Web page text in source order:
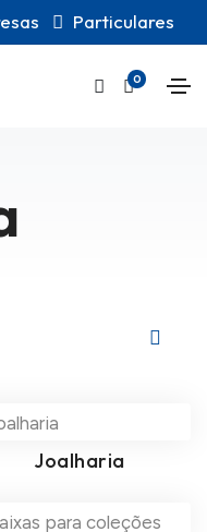
Particulares
0
Joalharia